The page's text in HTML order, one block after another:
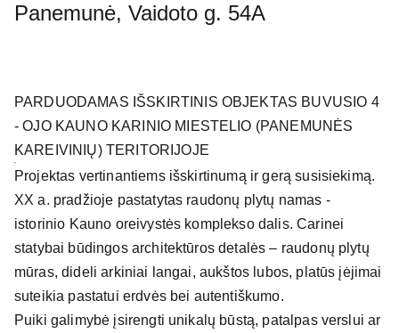
Panemunė, Vaidoto g. 54A
PARDUODAMAS IŠSKIRTINIS OBJEKTAS BUVUSIO 4
- OJO KAUNO KARINIO MIESTELIO (PANEMUNĖS
KAREIVINIŲ) TERITORIJOJE
Projektas vertinantiems išskirtinumą ir gerą susisiekimą.
XX a. pradžioje pastatytas raudonų plytų namas -
istorinio Kauno oreivystės komplekso dalis. Carinei
statybai būdingos architektūros detalės – raudonų plytų
mūras, dideli arkiniai langai, aukštos lubos, platūs įėjimai
suteikia pastatui erdvės bei autentiškumo.
Puiki galimybė įsirengti unikalų būstą, patalpas verslui ar